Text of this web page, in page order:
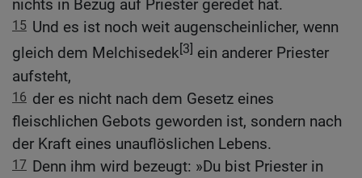
nichts in Bezug auf Priester geredet hat.
15 Und es ist noch weit augenscheinlicher, wenn
gleich dem Melchisedek[3] ein anderer Priester
aufsteht,
16 der es nicht nach dem Gesetz eines
fleischlichen Gebots geworden ist, sondern nach
der Kraft eines unauflöslichen Lebens.
17 Denn ihm wird bezeugt: »Du bist Priester in